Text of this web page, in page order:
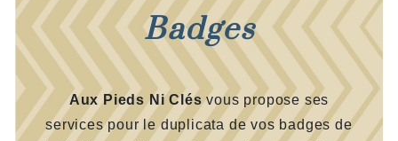
Badges
Aux Pieds Ni Clésvous propose ses
services pour le duplicata de vos badges de